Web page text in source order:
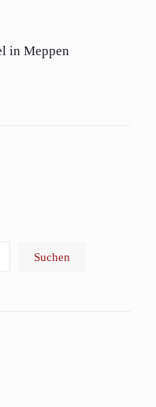
in Meppen
Suchen